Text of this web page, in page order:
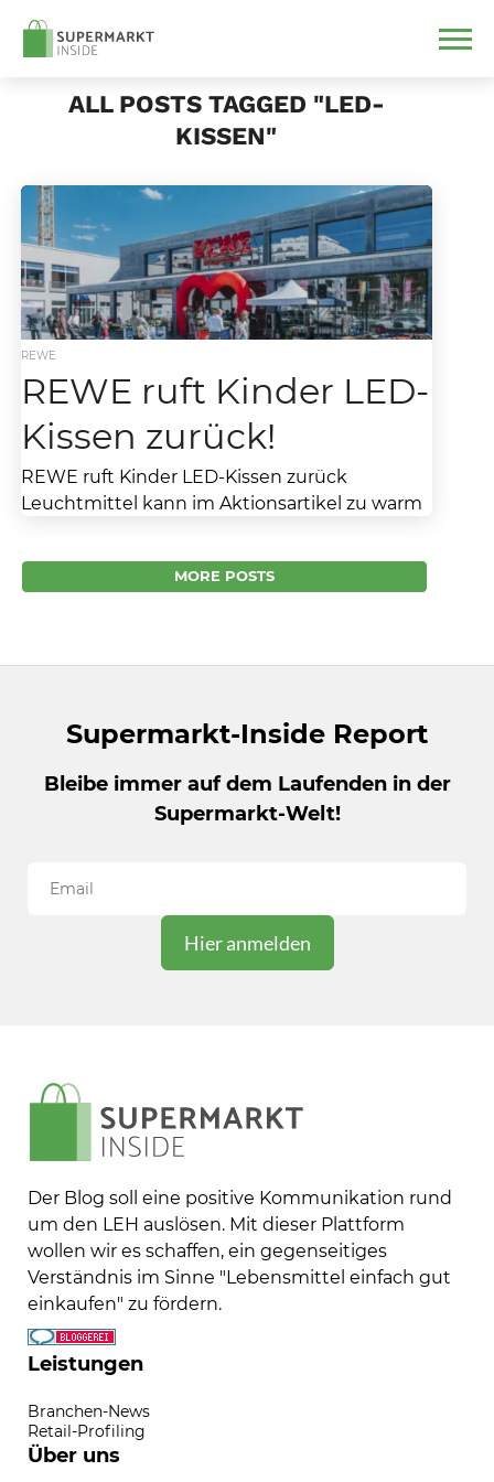
ALL POSTS TAGGED "LED-
KISSEN"
REWE
REWE ruft Kinder LED-
Kissen zurück!
REWE ruft Kinder LED-Kissen zurück
Leuchtmittel kann im Aktionsartikel zu warm
vorbeugenden Verbraucherschutzes
vorsorglich folgende Produkte...
MORE POSTS
Supermarkt-Inside Report
Bleibe immer auf dem Laufenden in der
Supermarkt-Welt!
Der Blog soll eine positive Kommunikation rund
um den LEH auslösen. Mit dieser Plattform
wollen wir es schaffen, ein gegenseitiges
Verständnis im Sinne "Lebensmittel einfach gut
einkaufen" zu fördern.
Leistungen
Branchen-News
Retail-Profiling
Über uns